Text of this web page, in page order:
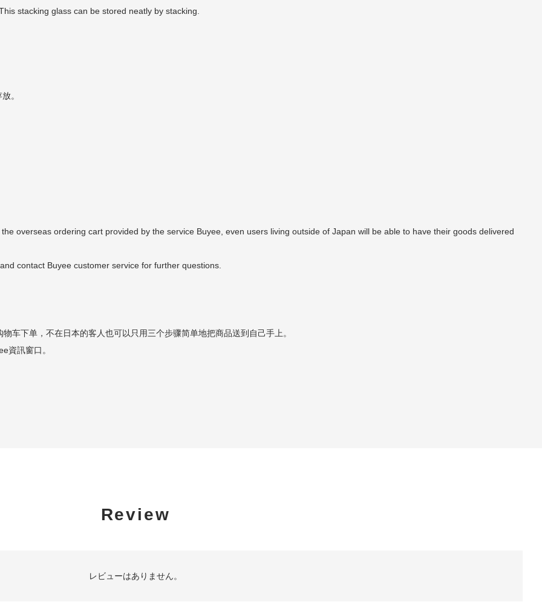
stacking glass can be stored neatly by stacking.
。
overseas ordering cart provided by the service Buyee, even users living outside of Japan will be able to have their goods delivered
contact Buyee customer service for further questions.
车下单，不在日本的客人也可以只用三个步骤简单地把商品送到自己手上。
資訊窗口。
Review
レビューはありません。